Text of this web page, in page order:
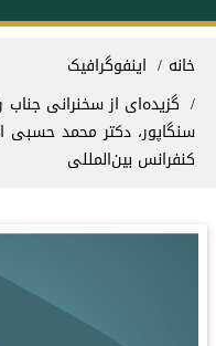
مسیر راهنما
خانه
اینفوگرافیک
گزیده‌ای از سخنرانی
سنگاپور، دکتر محمد حسبی
کنفرانس بین‌المللی